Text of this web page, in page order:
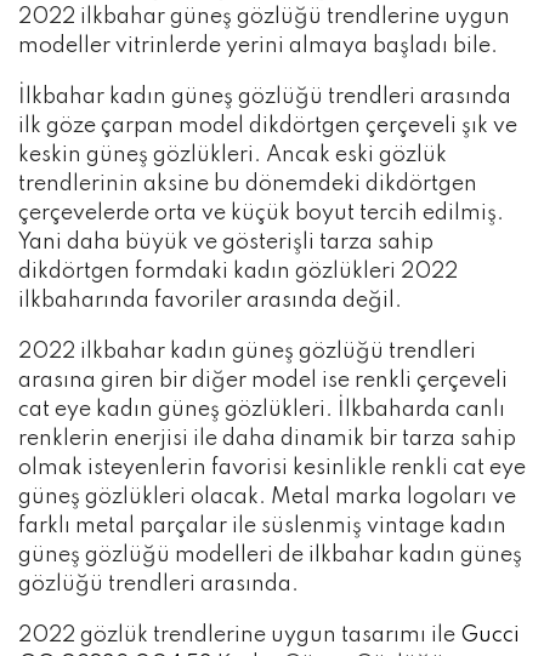
2022 ilkbahar güneş gözlüğü trendlerine uygun
modeller vitrinlerde yerini almaya başladı bile.
İlkbahar kadın güneş gözlüğü trendleri arasında
ilk göze çarpan model dikdörtgen çerçeveli şık ve
keskin güneş gözlükleri. Ancak eski gözlük
trendlerinin aksine bu dönemdeki dikdörtgen
çerçevelerde orta ve küçük boyut tercih edilmiş.
Yani daha büyük ve gösterişli tarza sahip
dikdörtgen formdaki kadın gözlükleri 2022
ilkbaharında favoriler arasında değil.
2022 ilkbahar kadın güneş gözlüğü trendleri
arasına giren bir diğer model ise renkli çerçeveli
cat eye kadın güneş gözlükleri. İlkbaharda canlı
renklerin enerjisi ile daha dinamik bir tarza sahip
olmak isteyenlerin favorisi kesinlikle renkli cat eye
güneş gözlükleri olacak. Metal marka logoları ve
farklı metal parçalar ile süslenmiş vintage kadın
güneş gözlüğü modelleri de ilkbahar kadın güneş
gözlüğü trendleri arasında.
2022 gözlük trendlerine uygun tasarımı ile Gucci